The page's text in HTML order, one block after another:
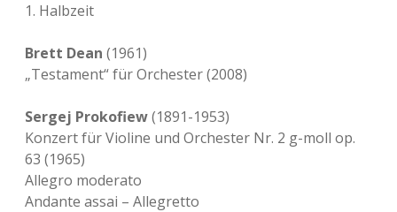
1. Halbzeit
Brett Dean (1961)
„Testament“ für Orchester (2008)
Sergej Prokofiew(1891-1953)
Konzert für Violine und Orchester Nr. 2 g-moll op.
63 (1965)
Allegro moderato
Andante assai – Allegretto